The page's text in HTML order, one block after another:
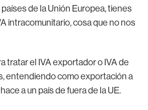
de la Unión Europea, tienes
intracomunitario, cosa que no nos
tratar el IVA exportador o IVA de
entendiendo como exportación a
a un país de fuera de la UE.